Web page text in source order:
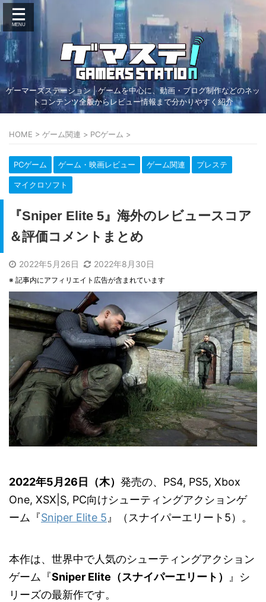
ゲーマーズステーション | ゲームを中心に、動画・ブログ制作などのネッ
トコンテンツ全般からレビュー情報まで分かりやすく紹介
HOME > ゲーム関連 > PCゲーム >
PCゲーム ゲーム・映画レビュー ゲーム関連 プレステ
マイクロソフト
『Sniper Elite 5』海外のレビュースコア
＆評価コメントまとめ
2022年5月26日 2022年8月30日
※ 記事内にアフィリエイト広告が含まれています
2022年5月26日（木） 発売の、PS4, PS5, Xbox
One, XSX|S, PC向けシューティングアクションゲ
ーム『Sniper Elite 5』（スナイパーエリート5）。
本作は、世界中で人気のシューティングアクション
ゲーム『Sniper Elite（スナイパーエリート） 』シ
リーズの最新作です。